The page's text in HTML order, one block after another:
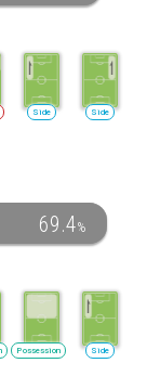
Side Side
69.4%
Possession Side